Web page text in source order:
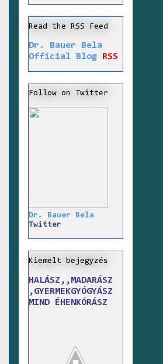
Read the RSS Feed
Dr. Bauer Bela
Official Blog
RSS
Follow on Twitter
Dr. Bauer Bela
Twitter
Kiemelt bejegyzés
HALÁSZ,,MADARÁSZ
,GYERMEKGYÓGYÁSZ
MIND ÉHENKÓRÁSZ